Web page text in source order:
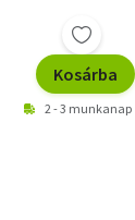
Kosárba
2 - 3 munkanap